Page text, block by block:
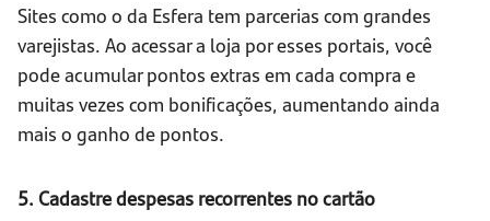
Sites como o da Esfera tem parcerias com grandes
varejistas. Ao acessar a loja por esses portais, você
pode acumular pontos extras em cada compra e
muitas vezes com bonificações, aumentando ainda
mais o ganho de pontos.
5. Cadastre despesas recorrentes no cartão